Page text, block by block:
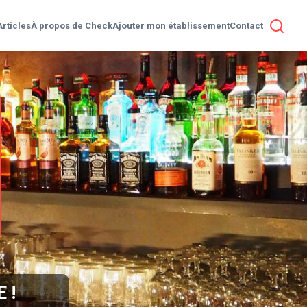
À propos de CheckAjouter mon établissementContact
!Check